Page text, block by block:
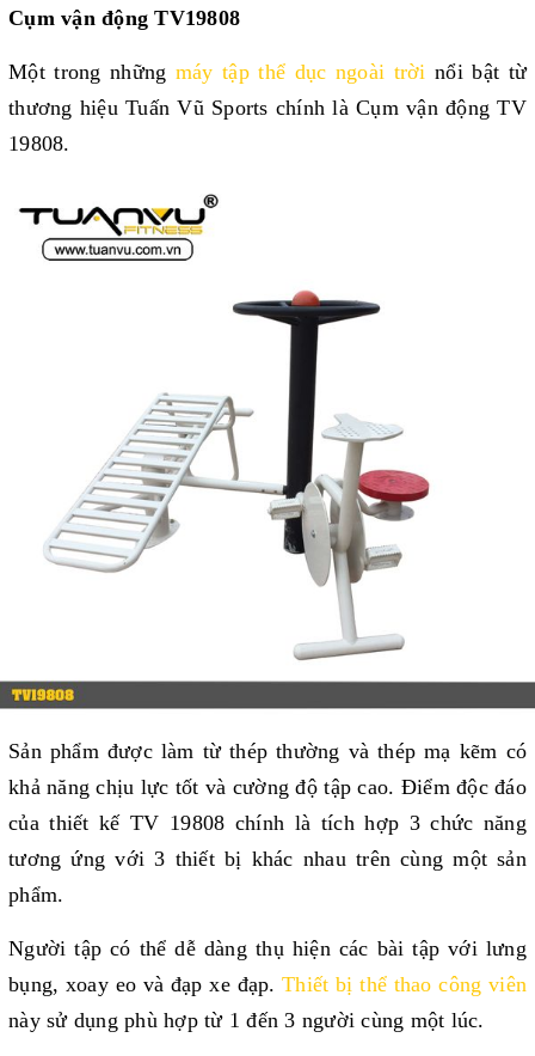
Cụm vận động TV19808
Một trong những máy tập thể dục ngoài trời nổi bật từ
thương hiệu Tuấn Vũ Sports chính là Cụm vận động TV
19808.
Sản phẩm được làm từ thép thường và thép mạ kẽm có
khả năng chịu lực tốt và cường độ tập cao. Điểm độc đáo
của thiết kế TV 19808 chính là tích hợp 3 chức năng
tương ứng với 3 thiết bị khác nhau trên cùng một sản
phẩm.
Người tập có thể dễ dàng thụ hiện các bài tập với lưng
bụng, xoay eo và đạp xe đạp. Thiết bị thể thao công viên
này sử dụng phù hợp từ 1 đến 3 người cùng một lúc.